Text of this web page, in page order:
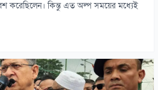
করেছিলেন। কিন্তু এত অল্প সময়ের মধ্যেই